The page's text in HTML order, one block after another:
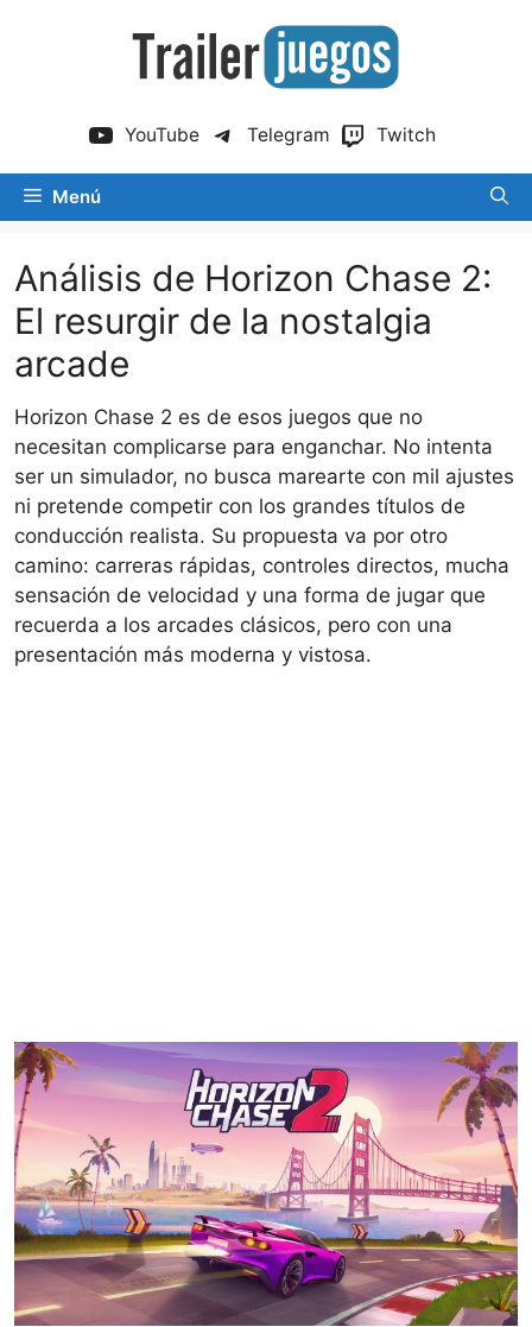
YouTube Telegram Twitch
Menú
Análisis de Horizon Chase 2:
El resurgir de la nostalgia
arcade
Horizon Chase 2 es de esos juegos que no
necesitan complicarse para enganchar. No intenta
ser un simulador, no busca marearte con mil ajustes
ni pretende competir con los grandes títulos de
conducción realista. Su propuesta va por otro
camino: carreras rápidas, controles directos, mucha
sensación de velocidad y una forma de jugar que
recuerda a los arcades clásicos, pero con una
presentación más moderna y vistosa.